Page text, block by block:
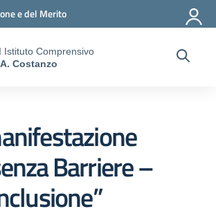
e del Merito
Istituto Comprensivo
Costanzo
Barriere –